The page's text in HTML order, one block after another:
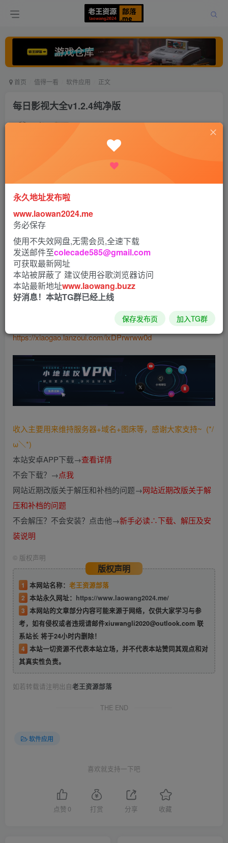
首页 值得一看 软件应用 正文
每日影视大全v1.2.4纯净版
老王 打赏
软件介绍：
每日影视大全APP是一款影视播放器应用软件，在这里可以
轻松在线浏览时下各个热门影视资源，而且还有国内外经典
大片免费观看，让更多的用户发现更多影视资源，快来下载
体验吧！
https://xiaogao.lanzoui.com/ixDPrwrww0d
收入主要用来维持服务器+域名+图床等，感谢大家支持~ (*/
ω＼*)
本站安卓APP下载→查看详情
不会下载？→点我
网站近期改版关于解压和补档的问题→网站近期改版关于解
压和补档的问题
不会解压？不会安装？点击他→新手必读∴下载、解压及安
装说明
© 版权声明
版权声明
1 本网站名称： 老王资源部落
2 本站永久网址： https://www.laowang2024.me/
3 本网站的文章部分内容可能来源于网络，仅供大家学习与参
考，如有侵权或者违规请邮件xiuwangli2020@outlook.com 联
系站长 将于24小时内删除！
4 本站一切资源不代表本站立场，并不代表本站赞同其观点和对
其真实性负责。
如若转载请注明出自老王资源部落
THE END
软件应用
喜欢就支持一下吧
点赞 0 打赏 分享 收藏
永久地址发布啦
www.laowan2024.me
务必保存
使用不失效网盘,无需会员,全速下载
发送邮件至colecade585@gmail.com
可获取最新网址
本站被屏蔽了 建议使用谷歌浏览器访问
本站最新地址www.laowang.buzz
好消息！本站TG群已经上线
保存发布页 加入TG群